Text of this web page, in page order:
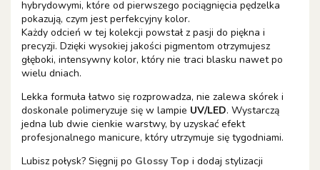
hybrydowymi, które od pierwszego pociągnięcia pędzelka
pokazują, czym jest perfekcyjny kolor.
Każdy odcień w tej kolekcji powstał z pasji do piękna i
precyzji. Dzięki wysokiej jakości pigmentom otrzymujesz
głęboki, intensywny kolor, który nie traci blasku nawet po
wielu dniach.
Lekka formuła łatwo się rozprowadza, nie zalewa skórek i
doskonale polimeryzuje się w lampie UV/LED. Wystarczą
jedna lub dwie cienkie warstwy, by uzyskać efekt
profesjonalnego manicure, który utrzymuje się tygodniami.
Lubisz połysk? Sięgnij po Glossy Top i dodaj stylizacji